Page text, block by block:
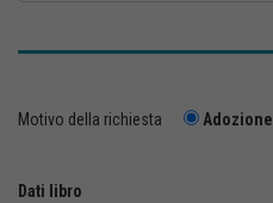
Motivo della richiesta Adozione
Dati libro